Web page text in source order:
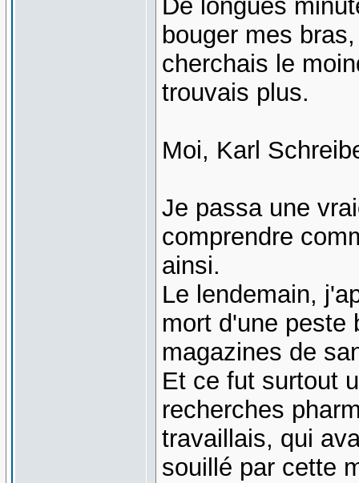
De longues
bouger mes
cherchais le
trouvais plus.
Moi, Karl
Je passa une
comprendre
ainsi.
Le lendemain,
mort d'une peste
magazines de
Et ce fut surtout
recherches
travaillais, qui
souillé par cette